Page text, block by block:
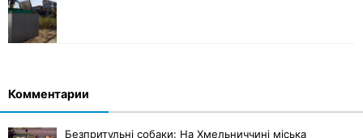
Комментарии
Безпритульні собаки: На Хмельниччині міська